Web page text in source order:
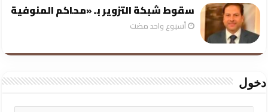
سقوط شبكة التزوير بـ «محاكم المنوفية
‏أسبوع واحد مضت
دخول